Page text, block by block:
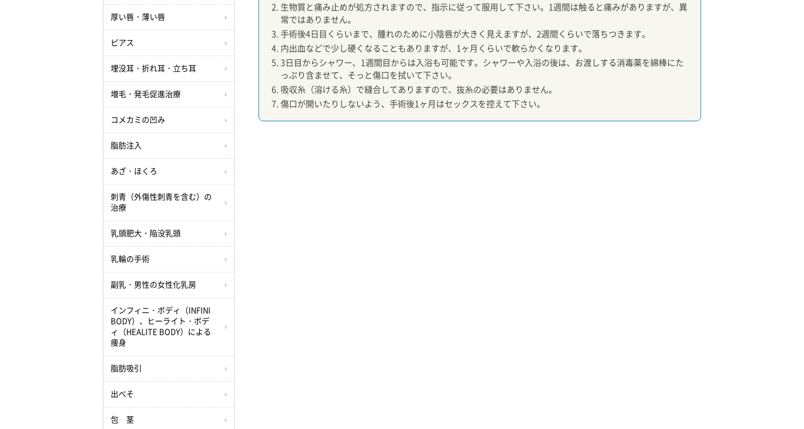
生物質と痛み止めが処方されますので、指示に従って服用して下さい。1週間は触ると痛みがありますが、異
常ではありません。
手術後4日目くらいまで、腫れのために小陰唇が大きく見えますが、2週間くらいで落ちつきます。
内出血などで少し硬くなることもありますが、1ヶ月くらいで軟らかくなります。
3日目からシャワー、1週間目からは入浴も可能です。シャワーや入浴の後は、お渡しする消毒薬を綿棒にた
っぷり含ませて、そっと傷口を拭いて下さい。
吸収糸（溶ける糸）で縫合してありますので、抜糸の必要はありません。
傷口が開いたりしないよう、手術後1ヶ月はセックスを控えて下さい。
厚い唇・薄い唇
ピアス
埋没耳・折れ耳・立ち耳
増毛・発毛促進治療
コメカミの凹み
脂肪注入
あざ・ほくろ
刺青（外傷性刺青を含む）の
治療
乳頭肥大・陥没乳頭
乳輪の手術
副乳・男性の女性化乳房
インフィニ・ボディ（INFINI
BODY）、ヒーライト・ボデ
ィ（HEALITE BODY）による
痩身
脂肪吸引
出べそ
包 茎